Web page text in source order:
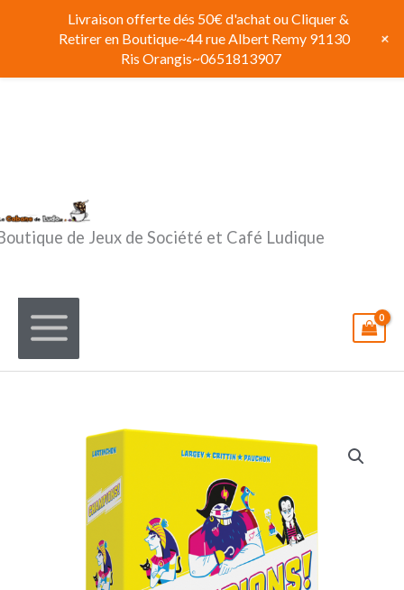
de Jeux de Société et Café Ludique
Livraison offerte dés 50€ d'achat ou Cliquer &
Retirer en Boutique~44 rue Albert Remy 91130
Ris Orangis~0651813907
+